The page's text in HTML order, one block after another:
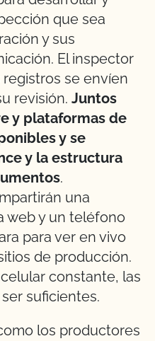
que sea
y sus
El inspector
se envíen
revisión. Juntos
y plataformas de
y se
y la estructura
.
una
web y un teléfono
para ver en vivo
de producción.
constante, las
suficientes.
los productores